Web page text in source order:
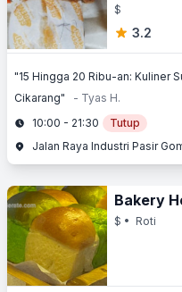
$
3.2
"15 Hingga 20 Ribu-an: Kuliner
Cikarang"
- Tyas H.
10:00 - 21:30
Tutup
Bakery
$ • Roti